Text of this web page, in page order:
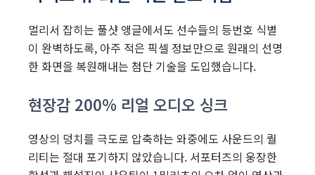
멀리서 잡히는 풀샷 앵글에서도 선수들의 등번호 식별
이 완벽하도록, 아주 적은 픽셀 정보만으로 원래의 선명
한 화면을 복원해내는 첨단 기술을 도입했습니다.
현장감 200% 리얼 오디오 싱크
영상의 덩치를 극도로 압축하는 와중에도 사운드의 퀄
리티는 절대 포기하지 않았습니다. 서포터즈의 웅장한